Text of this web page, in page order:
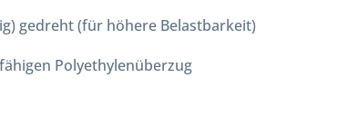
gedreht (für höhere Belastbarkeit)
Polyethylenüberzug